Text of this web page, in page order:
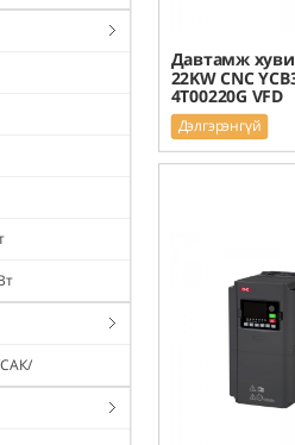
САК/
Давтамж
22KW CNC
4T00220G VFD
Дэлгэрэнгүй